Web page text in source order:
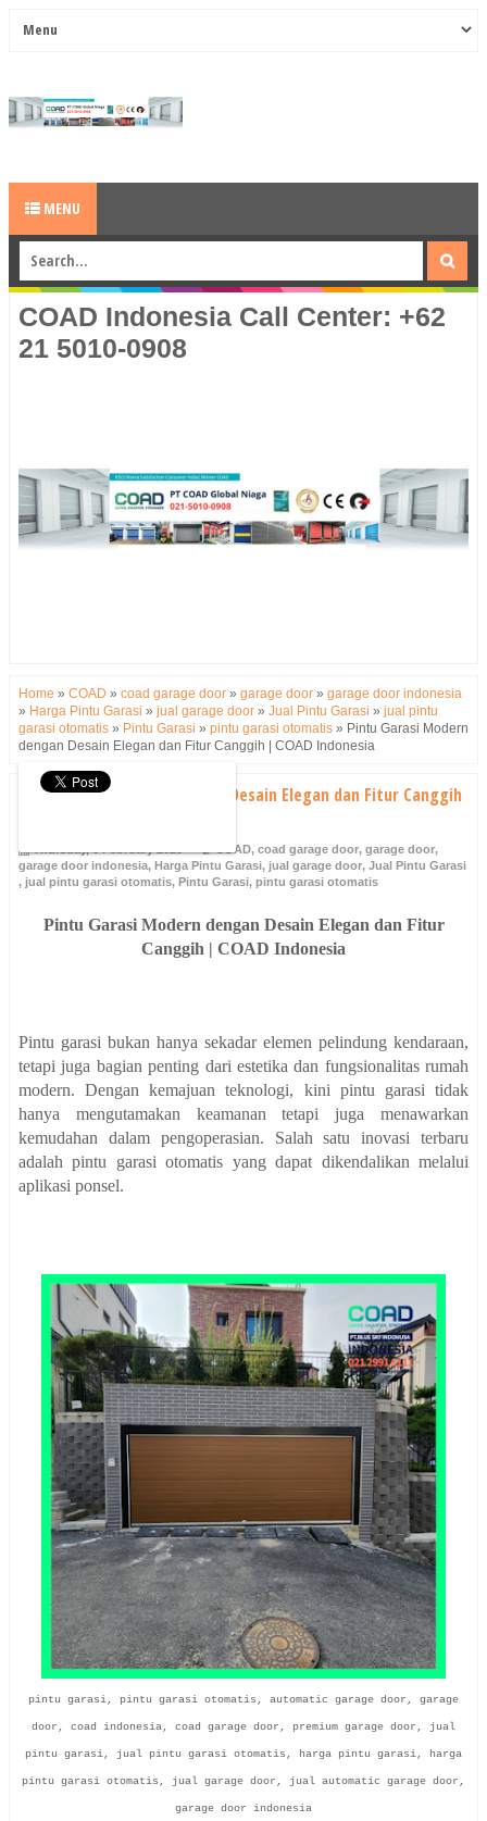
MENU
COAD Indonesia Call Center: +62
21 5010-0908
Home » COAD » coad garage door » garage door » garage door indonesia
» Harga Pintu Garasi » jual garage door » Jual Pintu Garasi » jual pintu
garasi otomatis » Pintu Garasi » pintu garasi otomatis » Pintu Garasi Modern
dengan Desain Elegan dan Fitur Canggih | COAD Indonesia
Pintu Garasi Modern dengan Desain Elegan dan Fitur Canggih
COAD, coad garage door, garage door,
garage door indonesia, Harga Pintu Garasi, jual garage door, Jual Pintu Garasi
, jual pintu garasi otomatis, Pintu Garasi, pintu garasi otomatis
Pintu Garasi Modern dengan Desain Elegan dan Fitur
Canggih | COAD Indonesia
Pintu garasi bukan hanya sekadar elemen pelindung kendaraan,
tetapi juga bagian penting dari estetika dan fungsionalitas rumah
modern. Dengan kemajuan teknologi, kini pintu garasi tidak
hanya mengutamakan keamanan tetapi juga menawarkan
kemudahan dalam pengoperasian. Salah satu inovasi terbaru
adalah pintu garasi otomatis yang dapat dikendalikan melalui
aplikasi ponsel.
pintu garasi, pintu garasi otomatis, automatic garage door, garage
door, coad indonesia, coad garage door, premium garage door, jual
pintu garasi, jual pintu garasi otomatis, harga pintu garasi, harga
pintu garasi otomatis, jual garage door, jual automatic garage door,
garage door indonesia